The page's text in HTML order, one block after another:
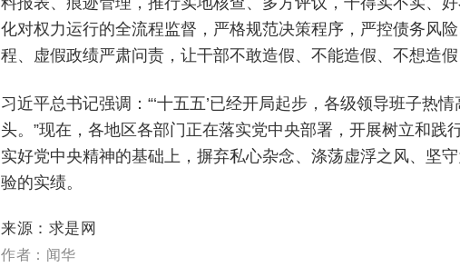
化对权力运行的全流程监督，严格规范决策程序，严控债务风
程、虚假政绩严肃问责，让干部不敢造假、不能造假、不想造
习近平总书记强调：“‘十五五’已经开局起步，各级领导班子热
头。”现在，各地区各部门正在落实党中央部署，开展树立和
实好党中央精神的基础上，摒弃私心杂念、涤荡虚浮之风、坚
验的实绩。
来源：求是网
作者：闻华